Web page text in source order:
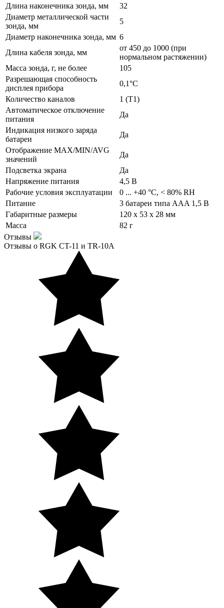
Длина наконечника зонда, мм
32
Диаметр металлической части
зонда, мм
5
Диаметр наконечника зонда, мм 6
Длина кабеля зонда, мм
от 450 до 1000 (при
нормальном растяжении)
Масса зонда, г, не более
105
Разрешающая способность
дисплея прибора
0,1°С
Количество каналов
1 (T1)
Автоматическое отключение
питания
Да
Индикация низкого заряда
батареи
Да
Отображение MAX/MIN/AVG
значений
Да
Подсветка экрана
Да
Напряжение питания
4,5 В
Рабочие условия эксплуатации
0 ... +40 °C, < 80% RH
Питание
3 батареи типа AAA 1,5 В
Габаритные размеры
120 x 53 x 28 мм
Масса
82 г
Отзывы
Отзывы о RGK CT-11 и TR-10A